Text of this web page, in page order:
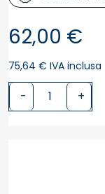
62,00 €
75,64 € IVA inclusa
- +